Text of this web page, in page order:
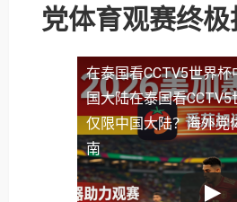
党体育观赛终
在泰国看CCTV5世界
国大陆在泰国看
仅限中国大陆？海外党
南